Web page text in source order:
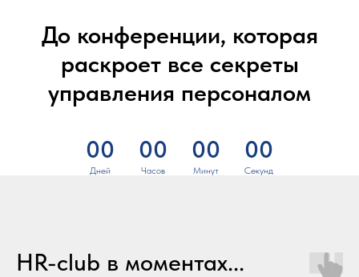
До конференции, которая
раскроет все секреты
управления персоналом
00
Дней
00
Часов
00
Минут
00
Секунд
HR-club в моментах...